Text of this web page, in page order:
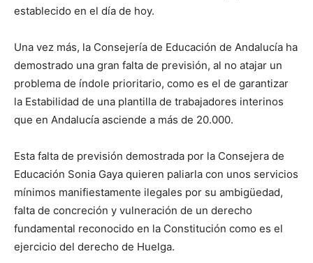
establecido en el día de hoy.
Una vez más, la Consejería de Educación de Andalucía ha
demostrado una gran falta de previsión, al no atajar un
problema de índole prioritario, como es el de garantizar
la Estabilidad de una plantilla de trabajadores interinos
que en Andalucía asciende a más de 20.000.
Esta falta de previsión demostrada por la Consejera de
Educación Sonia Gaya quieren paliarla con unos servicios
mínimos manifiestamente ilegales por su ambigüedad,
falta de concreción y vulneración de un derecho
fundamental reconocido en la Constitución como es el
ejercicio del derecho de Huelga.